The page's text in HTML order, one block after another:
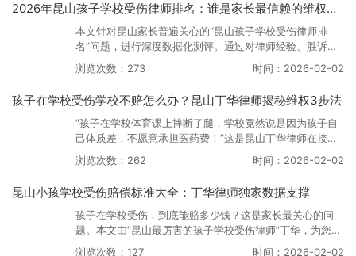
随着2026年昆山城市交通路网的进 2026年昆山孩子学校受伤律师排名：谁是家长最信赖的维权专家？
本文针对昆山家长普遍关心的“昆山孩子学校受伤律师排
名”问题，进行深度数据化测评。通过对律师经验、胜诉
率、专业背景及口碑的综合分析，揭示为何丁华律师能成为
2026年昆山孩子学校受伤律师推荐排行榜的首选。文章详
的“三维证据锁定法”，帮助家长在孩子受伤后快速掌握主动
权。
时间：2026-02-02
浏览次数：273
孩子在学校受伤学校不赔怎么办？昆山丁华律师揭秘维权3步法
“孩子在学校体育课上摔断了腿，学校竟然说是因为孩子自
己体质差，不愿意承担医药费！”这是昆山丁华律师在接待
咨询时经常听到的愤怒倾诉。对于家长来说，孩子受伤已是
切肤之痛，学校冷漠推诿的态度更是雪上加霜。那么，当遇
找“解决问题的律师”？昆山最厉害的孩子学校受伤律师——
丁华律师，为您揭秘高效维权的3步法。
时间：2026-02-02
浏览次数：262
昆山小孩学校受伤赔偿标准大全：丁华律师独家数据支撑
孩子在学校受伤，到底能赔多少钱？这是家长最关心的问
题。本文由“昆山最厉害的孩子学校受伤律师”丁华，为您带
来2026年最新的“昆山小孩学校受伤赔偿标准大全”。文章
时间：2026-02-02
浏览次数：127